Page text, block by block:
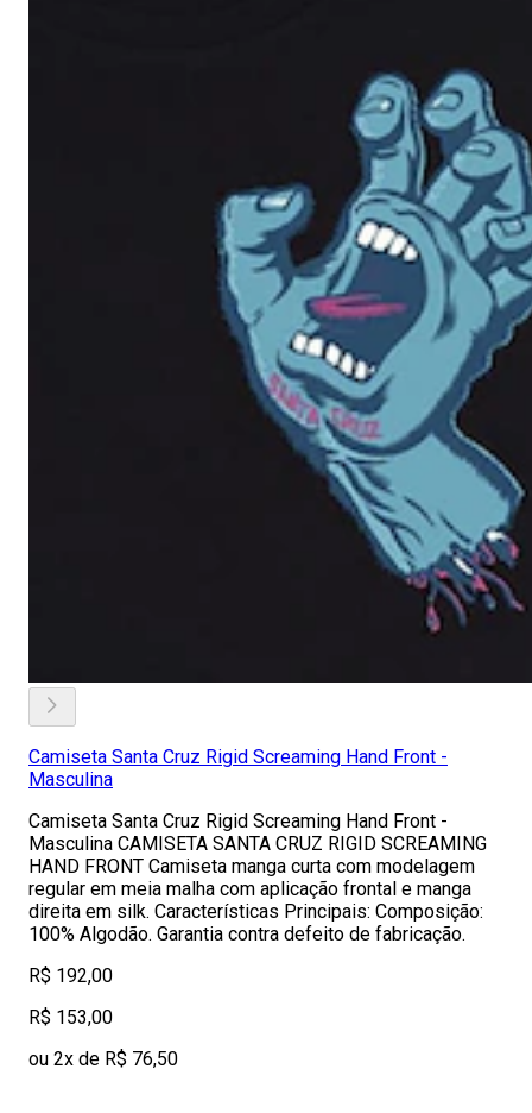
Camiseta Santa Cruz Rigid Screaming Hand Front -
Masculina
Camiseta Santa Cruz Rigid Screaming Hand Front -
Masculina CAMISETA SANTA CRUZ RIGID SCREAMING
HAND FRONT Camiseta manga curta com modelagem
regular em meia malha com aplicação frontal e manga
direita em silk. Características Principais: Composição:
100% Algodão. Garantia contra defeito de fabricação.
R$ 192,00
R$ 153,00
ou 2x de R$ 76,50